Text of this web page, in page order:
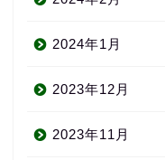
2024年1月
2023年12月
2023年11月